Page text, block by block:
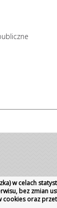
w celach
bez zmian
oraz